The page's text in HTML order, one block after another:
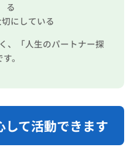
る
にしている
、「人生のパートナー探
。
て活動できます